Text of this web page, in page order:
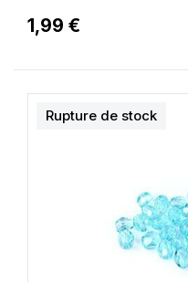
1,99 €
Rupture de stock